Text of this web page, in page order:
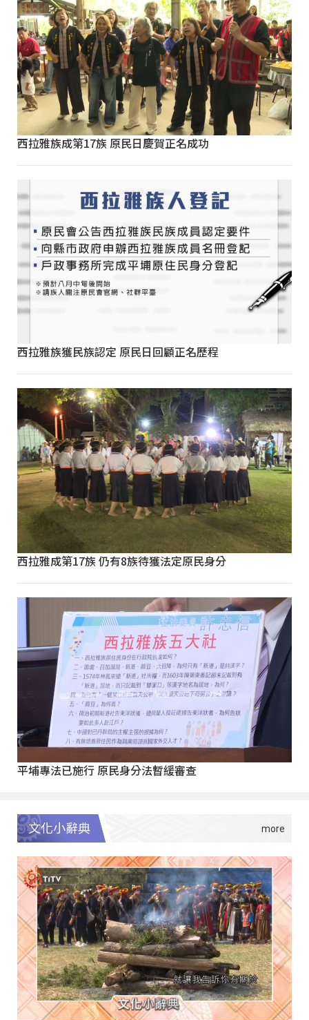
西拉雅族成第17族 原民日慶賀正名成功
西拉雅族獲民族認定 原民日回顧正名歷程
西拉雅成第17族 仍有8族待獲法定原民身分
平埔專法已施行 原民身分法暫緩審查
文化小辭典